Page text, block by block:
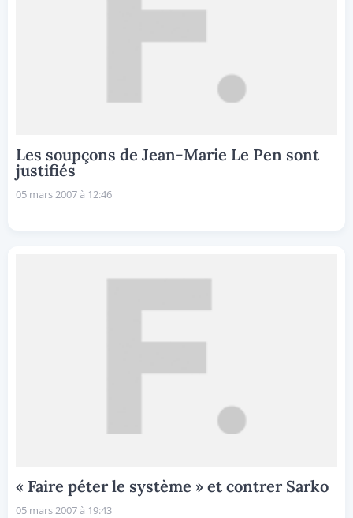
Les soupçons de Jean-Marie Le Pen sont
justifiés
05 mars 2007 à 12:46
« Faire péter le système » et contrer Sarko
05 mars 2007 à 19:43